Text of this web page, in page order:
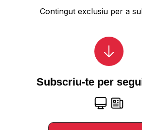
Contingut exclusiu per a